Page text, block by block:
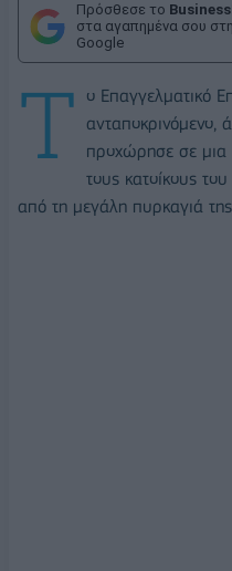
Πρόσθεσε το
στα αγαπημένα σου στη
Google
Τ
ο Επαγγελματικό
ανταποκρινόμενο,
προχώρησε σε μια
τους κατοίκους
από τη μεγάλη πυρκαγιά